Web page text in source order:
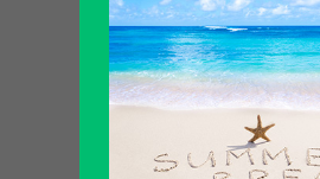
Scopri tutti i